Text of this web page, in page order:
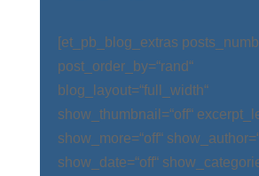
[et_pb_blog_extras
post_order_by=“rand“
blog_layout=“full_width“
show_thumbnail=“off“
show_more=“off“
show_date=“off“